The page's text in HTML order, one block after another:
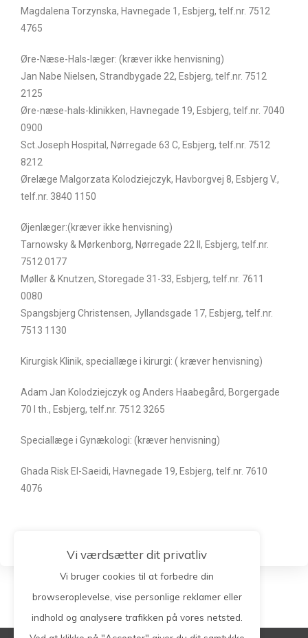
Magdalena Torzynska, Havnegade 1, Esbjerg, telf.nr. 7512
4765
Øre-Næse-Hals-læger: (kræver ikke henvisning)
Jan Nabe Nielsen, Strandbygade 22, Esbjerg, telf.nr. 7512
2125
Øre-næse-hals-klinikken, Havnegade 19, Esbjerg, telf.nr. 7040
0900
Sct.Joseph Hospital, Nørregade 63 C, Esbjerg, telf.nr. 7512
8212
Ørelæge Malgorzata Kolodziejczyk, Havborgvej 8, Esbjerg V.,
telf.nr. 3840 1150
Øjenlæger:(kræver ikke henvisning)
Tarnowsky & Mørkenborg, Nørregade 22 II, Esbjerg, telf.nr.
7512 0177
Møller & Knutzen, Storegade 31-33, Esbjerg, telf.nr. 7611
0080
Spangsbjerg Christensen, Jyllandsgade 17, Esbjerg, telf.nr.
7513 1130
Kirurgisk Klinik, speciallæge i kirurgi: ( kræver henvisning)
Adam Jan Kolodziejczyk og Anders Haabegård, Borgergade
70 I th., Esbjerg, telf.nr. 7512 3265
Speciallæge i Gynækologi: (kræver henvisning)
Ghada Risk El-Saeidi, Havnegade 19, Esbjerg, telf.nr. 7610
4076
Vi værdsætter dit privatliv
Vi bruger cookies til at forbedre din
browseroplevelse, vise personlige reklamer eller
indhold og analysere trafikken på vores netsted.